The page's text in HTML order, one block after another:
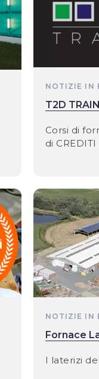
NOTIZIE IN
T2D
Corsi di
di CREDITI
NOTIZIE IN
Fornace
I laterizi